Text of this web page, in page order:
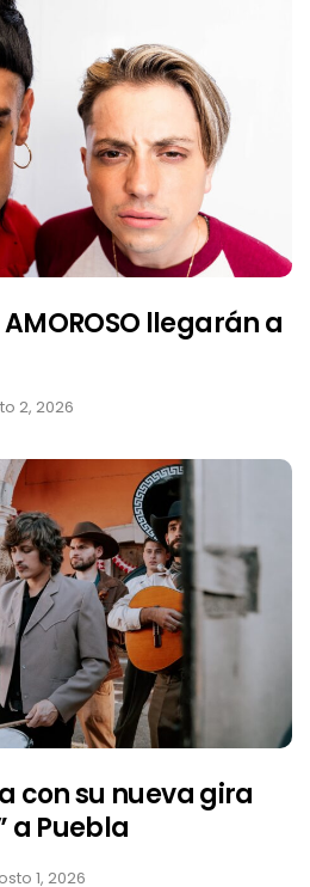
AMOROSO llegarán a
2, 2026
con su nueva gira
a Puebla
1, 2026